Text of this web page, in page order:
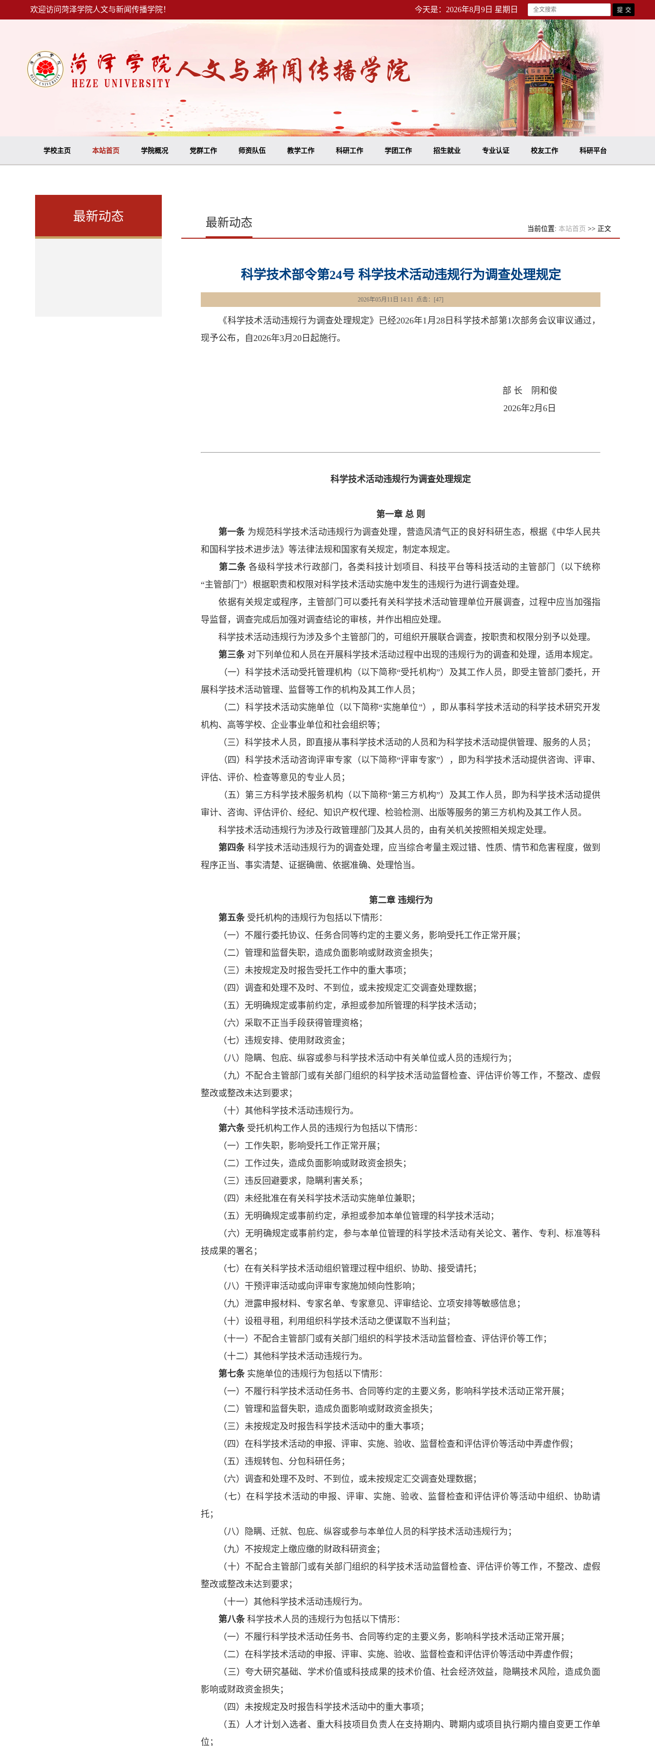
欢迎访问菏泽学院人文与新闻传播学院！ 今天是：2026年8月9日 星期日
学校主页 本站首页 学院概况 党群工作 师资队伍 教学工作 科研工作 学团工作 招生就业 专业认证 校友工作 科研平台
最新动态 最新动态 当前位置: 本站首页 >> 正文
科学技术部令第24号 科学技术活动违规行为调查处理规定
2026年05月11日 14:11 点击：[47]
《科学技术活动违规行为调查处理规定》已经2026年1月28日科学技术部第1次部务会议审议通过，
现予公布，自2026年3月20日起施行。
部 长 阴和俊
2026年2月6日
科学技术活动违规行为调查处理规定
第一章 总 则
第一条 为规范科学技术活动违规行为调查处理，营造风清气正的良好科研生态，根据《中华人民共
和国科学技术进步法》等法律法规和国家有关规定，制定本规定。
第二条 各级科学技术行政部门，各类科技计划项目、科技平台等科技活动的主管部门（以下统称
“主管部门”）根据职责和权限对科学技术活动实施中发生的违规行为进行调查处理。
依据有关规定或程序，主管部门可以委托有关科学技术活动管理单位开展调查，过程中应当加强指
导监督，调查完成后加强对调查结论的审核，并作出相应处理。
科学技术活动违规行为涉及多个主管部门的，可组织开展联合调查，按职责和权限分别予以处理。
第三条 对下列单位和人员在开展科学技术活动过程中出现的违规行为的调查和处理，适用本规定。
（一）科学技术活动受托管理机构（以下简称“受托机构”）及其工作人员，即受主管部门委托，开
展科学技术活动管理、监督等工作的机构及其工作人员；
（二）科学技术活动实施单位（以下简称“实施单位”），即从事科学技术活动的科学技术研究开发
机构、高等学校、企业事业单位和社会组织等；
（三）科学技术人员，即直接从事科学技术活动的人员和为科学技术活动提供管理、服务的人员；
（四）科学技术活动咨询评审专家（以下简称“评审专家”），即为科学技术活动提供咨询、评审、
评估、评价、检查等意见的专业人员；
（五）第三方科学技术服务机构（以下简称“第三方机构”）及其工作人员，即为科学技术活动提供
审计、咨询、评估评价、经纪、知识产权代理、检验检测、出版等服务的第三方机构及其工作人员。
科学技术活动违规行为涉及行政管理部门及其人员的，由有关机关按照相关规定处理。
第四条 科学技术活动违规行为的调查处理，应当综合考量主观过错、性质、情节和危害程度，做到
程序正当、事实清楚、证据确凿、依据准确、处理恰当。
第二章 违规行为
第五条 受托机构的违规行为包括以下情形：
（一）不履行委托协议、任务合同等约定的主要义务，影响受托工作正常开展；
（二）管理和监督失职，造成负面影响或财政资金损失；
（三）未按规定及时报告受托工作中的重大事项；
（四）调查和处理不及时、不到位，或未按规定汇交调查处理数据；
（五）无明确规定或事前约定，承担或参加所管理的科学技术活动；
（六）采取不正当手段获得管理资格；
（七）违规安排、使用财政资金；
（八）隐瞒、包庇、纵容或参与科学技术活动中有关单位或人员的违规行为；
（九）不配合主管部门或有关部门组织的科学技术活动监督检查、评估评价等工作，不整改、虚假
整改或整改未达到要求；
（十）其他科学技术活动违规行为。
第六条 受托机构工作人员的违规行为包括以下情形：
（一）工作失职，影响受托工作正常开展；
（二）工作过失，造成负面影响或财政资金损失；
（三）违反回避要求，隐瞒利害关系；
（四）未经批准在有关科学技术活动实施单位兼职；
（五）无明确规定或事前约定，承担或参加本单位管理的科学技术活动；
（六）无明确规定或事前约定，参与本单位管理的科学技术活动有关论文、著作、专利、标准等科
技成果的署名；
（七）在有关科学技术活动组织管理过程中组织、协助、接受请托；
（八）干预评审活动或向评审专家施加倾向性影响；
（九）泄露申报材料、专家名单、专家意见、评审结论、立项安排等敏感信息；
（十）设租寻租，利用组织科学技术活动之便谋取不当利益；
（十一）不配合主管部门或有关部门组织的科学技术活动监督检查、评估评价等工作；
（十二）其他科学技术活动违规行为。
第七条 实施单位的违规行为包括以下情形：
（一）不履行科学技术活动任务书、合同等约定的主要义务，影响科学技术活动正常开展；
（二）管理和监督失职，造成负面影响或财政资金损失；
（三）未按规定及时报告科学技术活动中的重大事项；
（四）在科学技术活动的申报、评审、实施、验收、监督检查和评估评价等活动中弄虚作假；
（五）违规转包、分包科研任务；
（六）调查和处理不及时、不到位，或未按规定汇交调查处理数据；
（七）在科学技术活动的申报、评审、实施、验收、监督检查和评估评价等活动中组织、协助请
托；
（八）隐瞒、迁就、包庇、纵容或参与本单位人员的科学技术活动违规行为；
（九）不按规定上缴应缴的财政科研资金；
（十）不配合主管部门或有关部门组织的科学技术活动监督检查、评估评价等工作，不整改、虚假
整改或整改未达到要求；
（十一）其他科学技术活动违规行为。
第八条 科学技术人员的违规行为包括以下情形：
（一）不履行科学技术活动任务书、合同等约定的主要义务，影响科学技术活动正常开展；
（二）在科学技术活动的申报、评审、实施、验收、监督检查和评估评价等活动中弄虚作假；
（三）夸大研究基础、学术价值或科技成果的技术价值、社会经济效益，隐瞒技术风险，造成负面
影响或财政资金损失；
（四）未按规定及时报告科学技术活动中的重大事项；
（五）人才计划入选者、重大科技项目负责人在支持期内、聘期内或项目执行期内擅自变更工作单
位；